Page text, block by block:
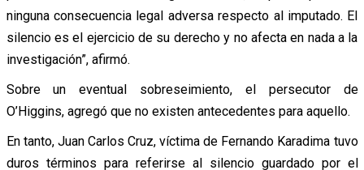
ninguna consecuencia legal adversa respecto al imputado. El
silencio es el ejercicio de su derecho y no afecta en nada a la
investigación”, afirmó.
Sobre un eventual sobreseimiento, el persecutor de
O’Higgins, agregó que no existen antecedentes para aquello.
En tanto, Juan Carlos Cruz, víctima de Fernando Karadima tuvo
duros términos para referirse al silencio guardado por el